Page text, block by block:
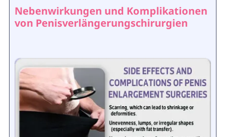
Nebenwirkungen und Komplikationen
von Penisverlängerungschirurgien